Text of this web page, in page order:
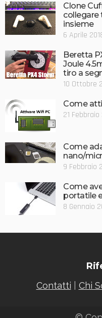
Clone
collegare
insieme
6 Aprile
Beretta
Joule
tiro a
10 Ottobre
Come
21
Come
nano/
9 Febbraio
Come
portatile
8 Gennaio
Contatti Chi